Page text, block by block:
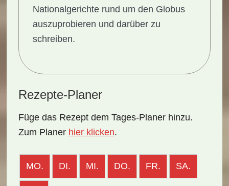
Nationalgerichte rund um den Globus
auszuprobieren und darüber zu
schreiben.
Rezepte-Planer
Füge das Rezept dem Tages-Planer hinzu.
Zum Planer hier klicken.
MO. DI. MI. DO. FR. SA.